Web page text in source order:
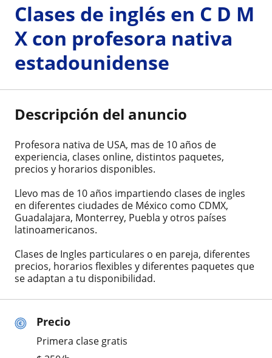
Precio
Primera clase gratis
Clases de inglés en C D M
X con profesora nativa
estadounidense
Descripción del anuncio
Profesora nativa de USA, mas de 10 años de
experiencia, clases online, distintos paquetes,
precios y horarios disponibles.
Llevo mas de 10 años impartiendo clases de ingles
en diferentes ciudades de México como CDMX,
Guadalajara, Monterrey, Puebla y otros países
latinoamericanos.
Clases de Ingles particulares o en pareja, diferentes
precios, horarios flexibles y diferentes paquetes que
se adaptan a tu disponibilidad.